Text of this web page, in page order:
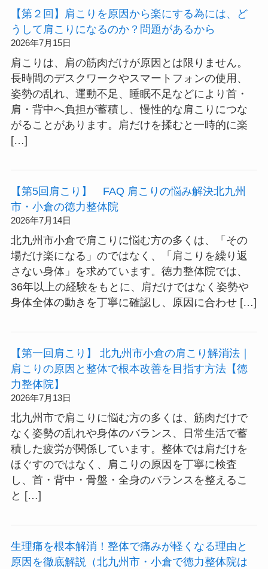
【第２回】肩こりを原因から楽にする為には、ど
うして肩こりになるのか？問題があるから
2026年7月15日
肩こりは、肩の筋肉だけが原因とは限りません。
長時間のデスクワークやスマートフォンの使用、
姿勢の乱れ、運動不足、睡眠不足などにより首・
肩・背中へ負担が蓄積し、慢性的な肩こりにつな
がることがあります。肩だけを揉むと一時的に楽
[…]
【第5回肩こり】 FAQ 肩こりの悩み解決北九州
市・小倉の徳力整体院
2026年7月14日
北九州市小倉で肩こりに悩む方の多くは、「その
場だけ楽になる」のではなく、「肩こりを繰り返
さない身体」を求めています。徳力整体院では、
36年以上の経験をもとに、肩だけではなく姿勢や
身体全体の動きを丁寧に確認し、原因に合わせ […]
【第一回肩こり】 北九州市小倉の肩こり解消法｜
肩こりの原因と整体で根本改善を目指す方法【徳
力整体院】
2026年7月13日
北九州市で肩こりに悩む方の多くは、筋肉だけで
なく姿勢の乱れや身体のバランス、日常生活で蓄
積した疲労が関係しています。整体では肩だけを
ほぐすのではなく、肩こりの原因を丁寧に検査
し、首・背中・骨盤・全身のバランスを整えるこ
と […]
生理痛を根本解消！整体で痛みが軽くなる理由と
原因を徹底解説（北九州市・小倉で徳力整体院は